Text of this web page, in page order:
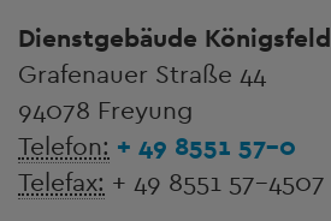
Dienstgebäude Königsfeld
Grafenauer Straße 44
94078 Freyung
Telefon: + 49 8551 57-0
Telefax: + 49 8551 57-4507